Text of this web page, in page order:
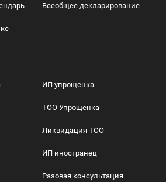
Всеобщее декларирование
ИП упрощенка
ТОО Упрощенка
Ликвидация ТОО
ИП иностранец
Разовая консультация